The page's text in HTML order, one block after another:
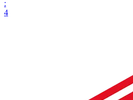
:
4